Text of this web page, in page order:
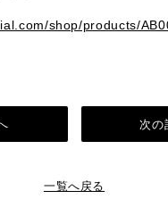
shop/products/
一覧へ戻る
次の